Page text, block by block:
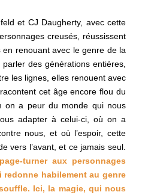
et CJ Daugherty, avec cette
creusés, réussissent
renouant avec le genre de la
des générations entières,
les lignes, elles renouent avec
cet âge encore flou du
on a peur du monde qui nous
adapter à celui-ci, où on a
nous, et où l’espoir, cette
vers l’avant, et ce jamais seul.
turner aux personnages
habilement au genre
Ici, la magie, qui nous